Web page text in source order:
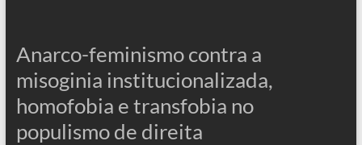
Anarco-feminismo contra a
misoginia institucionalizada,
homofobia e transfobia no
populismo de direita